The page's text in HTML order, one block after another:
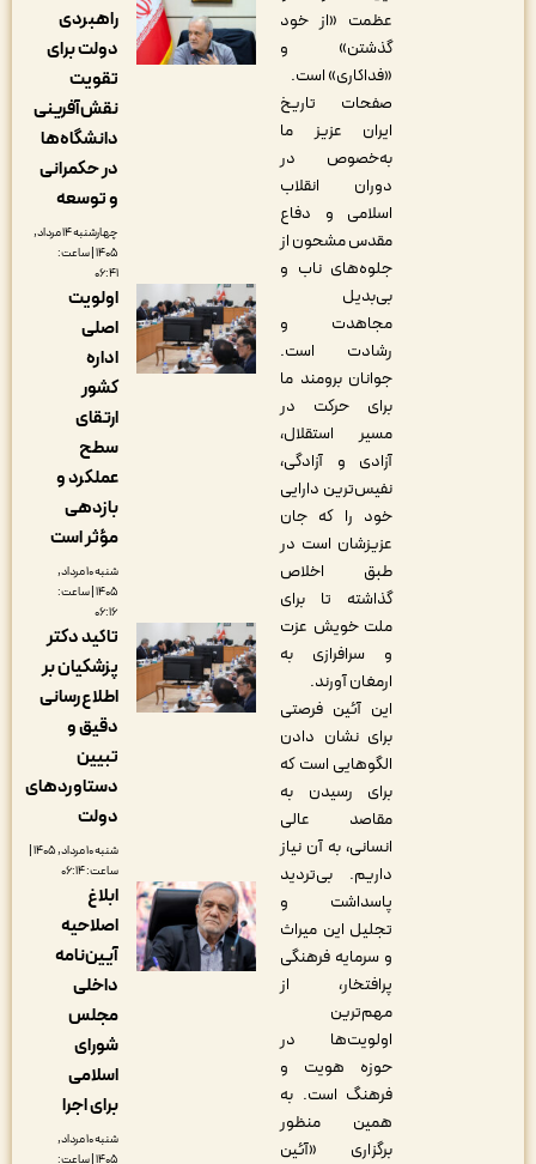
عظمت «از خود
گذشتن» و
«فداکاری» است.
صفحات تاریخ
ایران عزیز ما
به‌خصوص در
دوران انقلاب
اسلامی و دفاع
مقدس مشحون از
جلوه‌های ناب و
مجاهدت و
رشادت است.
جوانان برومند ما
برای حرکت در
مسیر استقلال،
آزادی و آزادگی،
نفیس‌ترین دارایی
خود را که جان
عزیزشان است در
طبق اخلاص
گذاشته تا برای
ملت خویش عزت
و سرافرازی به
ارمغان آورند.
این آئین فرصتی
برای نشان دادن
الگوهایی است که
برای رسیدن به
مقاصد عالی
انسانی، به آن نیاز
داریم. بی‌تردید
پاسداشت و
تجلیل این میراث
و سرمایه فرهنگی
پرافتخار، از
مهم‌ترین
اولویت‌ها در
حوزه هویت و
فرهنگ است. به
همین منظور
برگزاری «آئین
راهبردی
دولت برای
نقش‌آفرینی
دانشگاه‌ها
در حکمرانی
و توسعه
چهارشنبه ۱۴ مرداد,
۱۴۰۵ | ساعت:
اولویت
اصلی
اداره
عملکرد و
بازدهی
مؤثر است
شنبه ۱۰ مرداد,
۱۴۰۵ | ساعت:
تاکید دکتر
پزشکیان بر
اطلاع‌رسانی
دستاوردهای
شنبه ۱۰ مرداد, ۱۴۰۵ |
ابلاغ
اصلاحیه
آیین‌نامه
برای اجرا
شنبه ۱۰ مرداد,
۱۴۰۵ | ساعت: